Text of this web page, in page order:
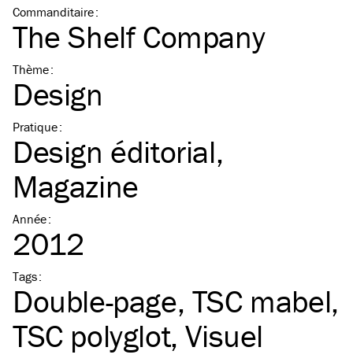
Commanditaire:
The Shelf Company
Thème:
Design
Pratique:
Design éditorial
Magazine
Année:
2012
Tags:
Double-page TSCmabel
TSCpolyglot Visuel